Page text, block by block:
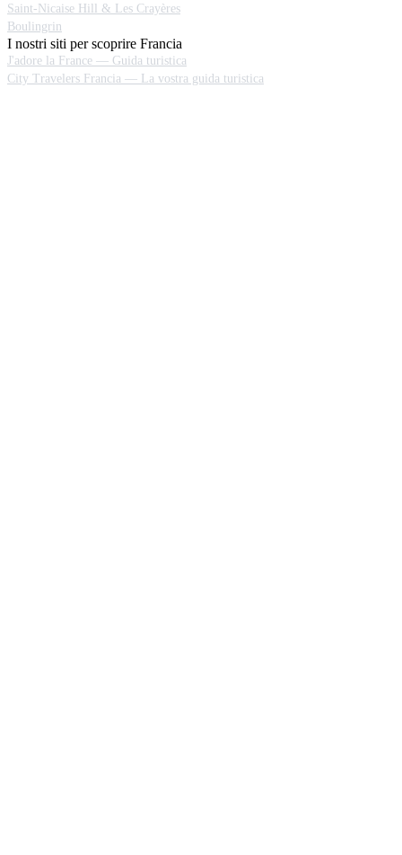
Saint-Nicaise Hill & Les Crayères
Boulingrin
I nostri siti per scoprire Francia
J'adore la France — Guida turistica
City Travelers Francia — La vostra guida turistica